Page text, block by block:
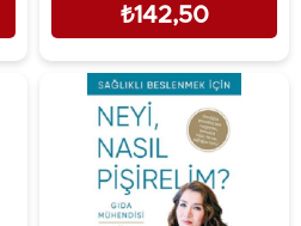
₺142,50